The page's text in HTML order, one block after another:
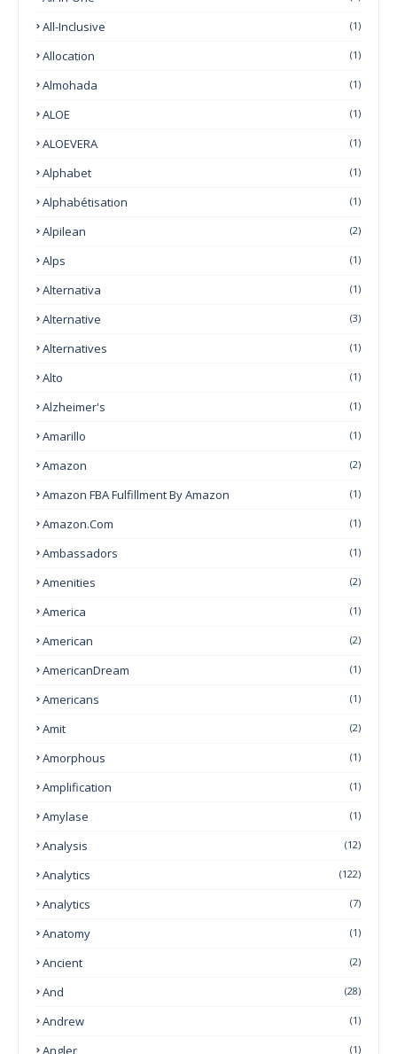
All-Inclusive (1)
Allocation (1)
Almohada (1)
ALOE (1)
ALOEVERA (1)
Alphabet (1)
Alphabétisation (1)
Alpilean (2)
Alps (1)
Alternativa (1)
Alternative (3)
Alternatives (1)
Alto (1)
Alzheimer's (1)
Amarillo (1)
Amazon (2)
Amazon FBA Fulfillment By Amazon (1)
Amazon.com (1)
Ambassadors (1)
Amenities (2)
America (1)
American (2)
AmericanDream (1)
Americans (1)
Amit (2)
Amorphous (1)
Amplification (1)
Amylase (1)
Analysis (12)
Analytics (122)
Analytics (7)
Anatomy (1)
Ancient (2)
And (28)
Andrew (1)
Angler (1)